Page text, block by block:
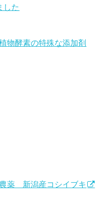
した
物酵素の特殊な添加剤
薬 新潟産コシイブキ